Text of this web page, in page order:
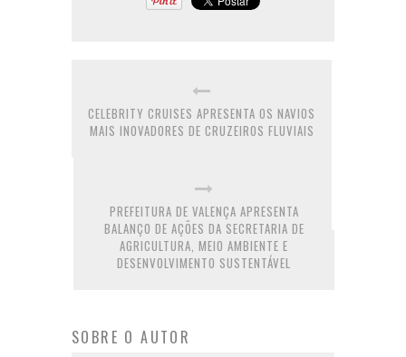
CELEBRITY CRUISES APRESENTA OS NAVIOS
MAIS INOVADORES DE CRUZEIROS FLUVIAIS
PREFEITURA DE VALENÇA APRESENTA
BALANÇO DE AÇÕES DA SECRETARIA DE
AGRICULTURA, MEIO AMBIENTE E
DESENVOLVIMENTO SUSTENTÁVEL
SOBRE O AUTOR